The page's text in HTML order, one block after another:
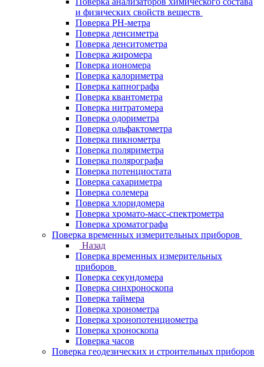
и физических свойств веществ
Поверка PH-метра
Поверка денсиметра
Поверка денситометра
Поверка жиромера
Поверка иономера
Поверка калориметра
Поверка капнографа
Поверка квантометра
Поверка нитратомера
Поверка одориметра
Поверка ольфактометра
Поверка пикнометра
Поверка поляриметра
Поверка полярографа
Поверка потенциостата
Поверка сахариметра
Поверка солемера
Поверка хлоридомера
Поверка хромато-масс-спектрометра
Поверка хроматографа
Поверка временных измерительных приборов
Назад
Поверка временных измерительных
приборов
Поверка секундомера
Поверка синхроноскопа
Поверка таймера
Поверка хронометра
Поверка хронопотенциометра
Поверка хроноскопа
Поверка часов
Поверка геодезических и строительных приборов